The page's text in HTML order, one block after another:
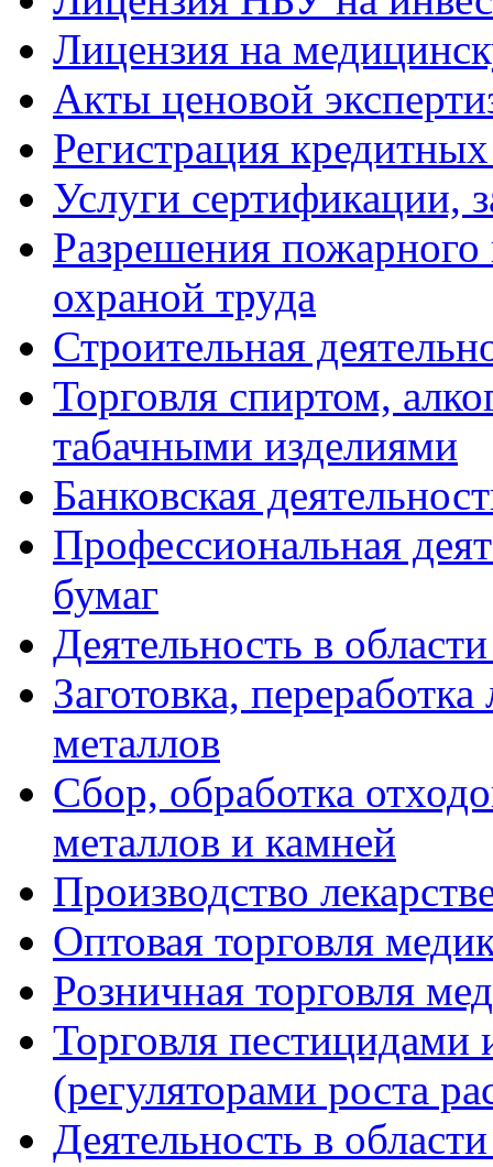
Лицензия на
Акты ценовой
Регистрация
Услуги сертификации,
Разрешения
охраной труда
Строительная
Торговля спиртом,
табачными изделиями
Банковская
Профессиональная
бумаг
Деятельность в
Заготовка,
металлов
Сбор, обработка
металлов и камней
Производство
Оптовая торговля
Розничная торговля
Торговля пестицидами
(регуляторами роста
Деятельность в